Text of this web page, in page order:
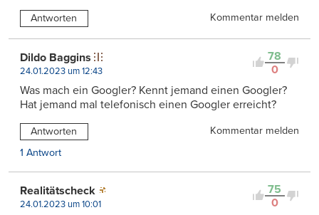
Antworten Kommentar melden
78
0
Dildo Baggins
24.01.2023 um 12:43
Was mach ein Googler? Kennt jemand einen Googler?
Hat jemand mal telefonisch einen Googler erreicht?
Antworten
Kommentar melden
1 Antwort
75
0
Realitätscheck
24.01.2023 um 10:01